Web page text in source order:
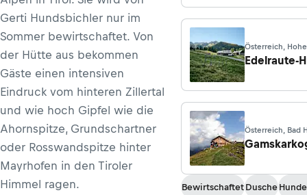
Gerti Hundsbichler nur im
Sommer bewirtschaftet. Von
der Hütte aus bekommen
Gäste einen intensiven
Eindruck vom hinteren Zillertal
und wie hoch Gipfel wie die
Ahornspitze, Grundschartner
oder Rosswandspitze hinter
Mayrhofen in den Tiroler
Himmel ragen.
Österreich,
Edelraute-
Österreich, Bad
Bewirtschaftet Dusche